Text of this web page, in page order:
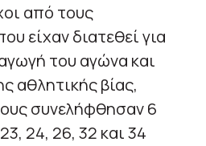
από τους
είχαν διατεθεί για
του αγώνα και
αθλητικής βίας,
συνελήφθησαν 6
24, 26, 32 και 34